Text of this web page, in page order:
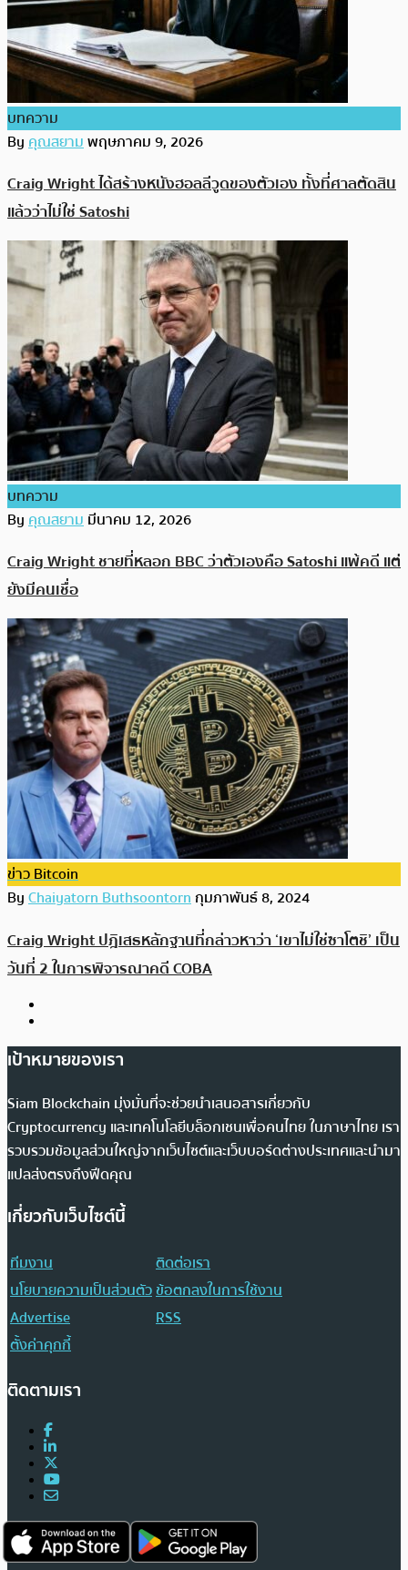
บทความ
Byคุณสยามพฤษภาคม 9, 2026
Craig Wright ได้สร้างหนังฮอลลีวูดของตัวเอง ทั้งที่ศาลตัดสิน
แล้วว่าไม่ใช่ Satoshi
บทความ
Byคุณสยามมีนาคม 12, 2026
Craig Wright ชายที่หลอก BBC ว่าตัวเองคือ Satoshi แพ้คดี แต่
ยังมีคนเชื่อ
ข่าว Bitcoin
ByChaiyatorn Buthsoontornกุมภาพันธ์ 8, 2024
Craig Wright ปฎิเสธหลักฐานที่กล่าวหาว่า ‘เขาไม่ใช่ซาโตชิ’ เป็น
วันที่ 2 ในการพิจารณาคดี COBA
เป้าหมายของเรา
Siam Blockchain มุ่งมั่นที่จะช่วยนำเสนอสารเกี่ยวกับ
Cryptocurrency และเทคโนโลยีบล็อกเชนเพื่อคนไทย ในภาษาไทย เรา
รวบรวมข้อมูลส่วนใหญ่จากเว็บไซต์และเว็บบอร์ดต่างประเทศและนำมา
แปลส่งตรงถึงฟีดคุณ
เกี่ยวกับเว็บไซต์นี้
ทีมงาน
ติดต่อเรา
นโยบายความเป็นส่วนตัวข้อตกลงในการใช้งาน
Advertise
RSS
ตั้งค่าคุกกี้
ติดตามเรา